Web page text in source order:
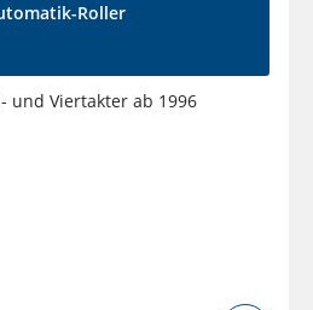
Roller
und Viertakter ab 1996